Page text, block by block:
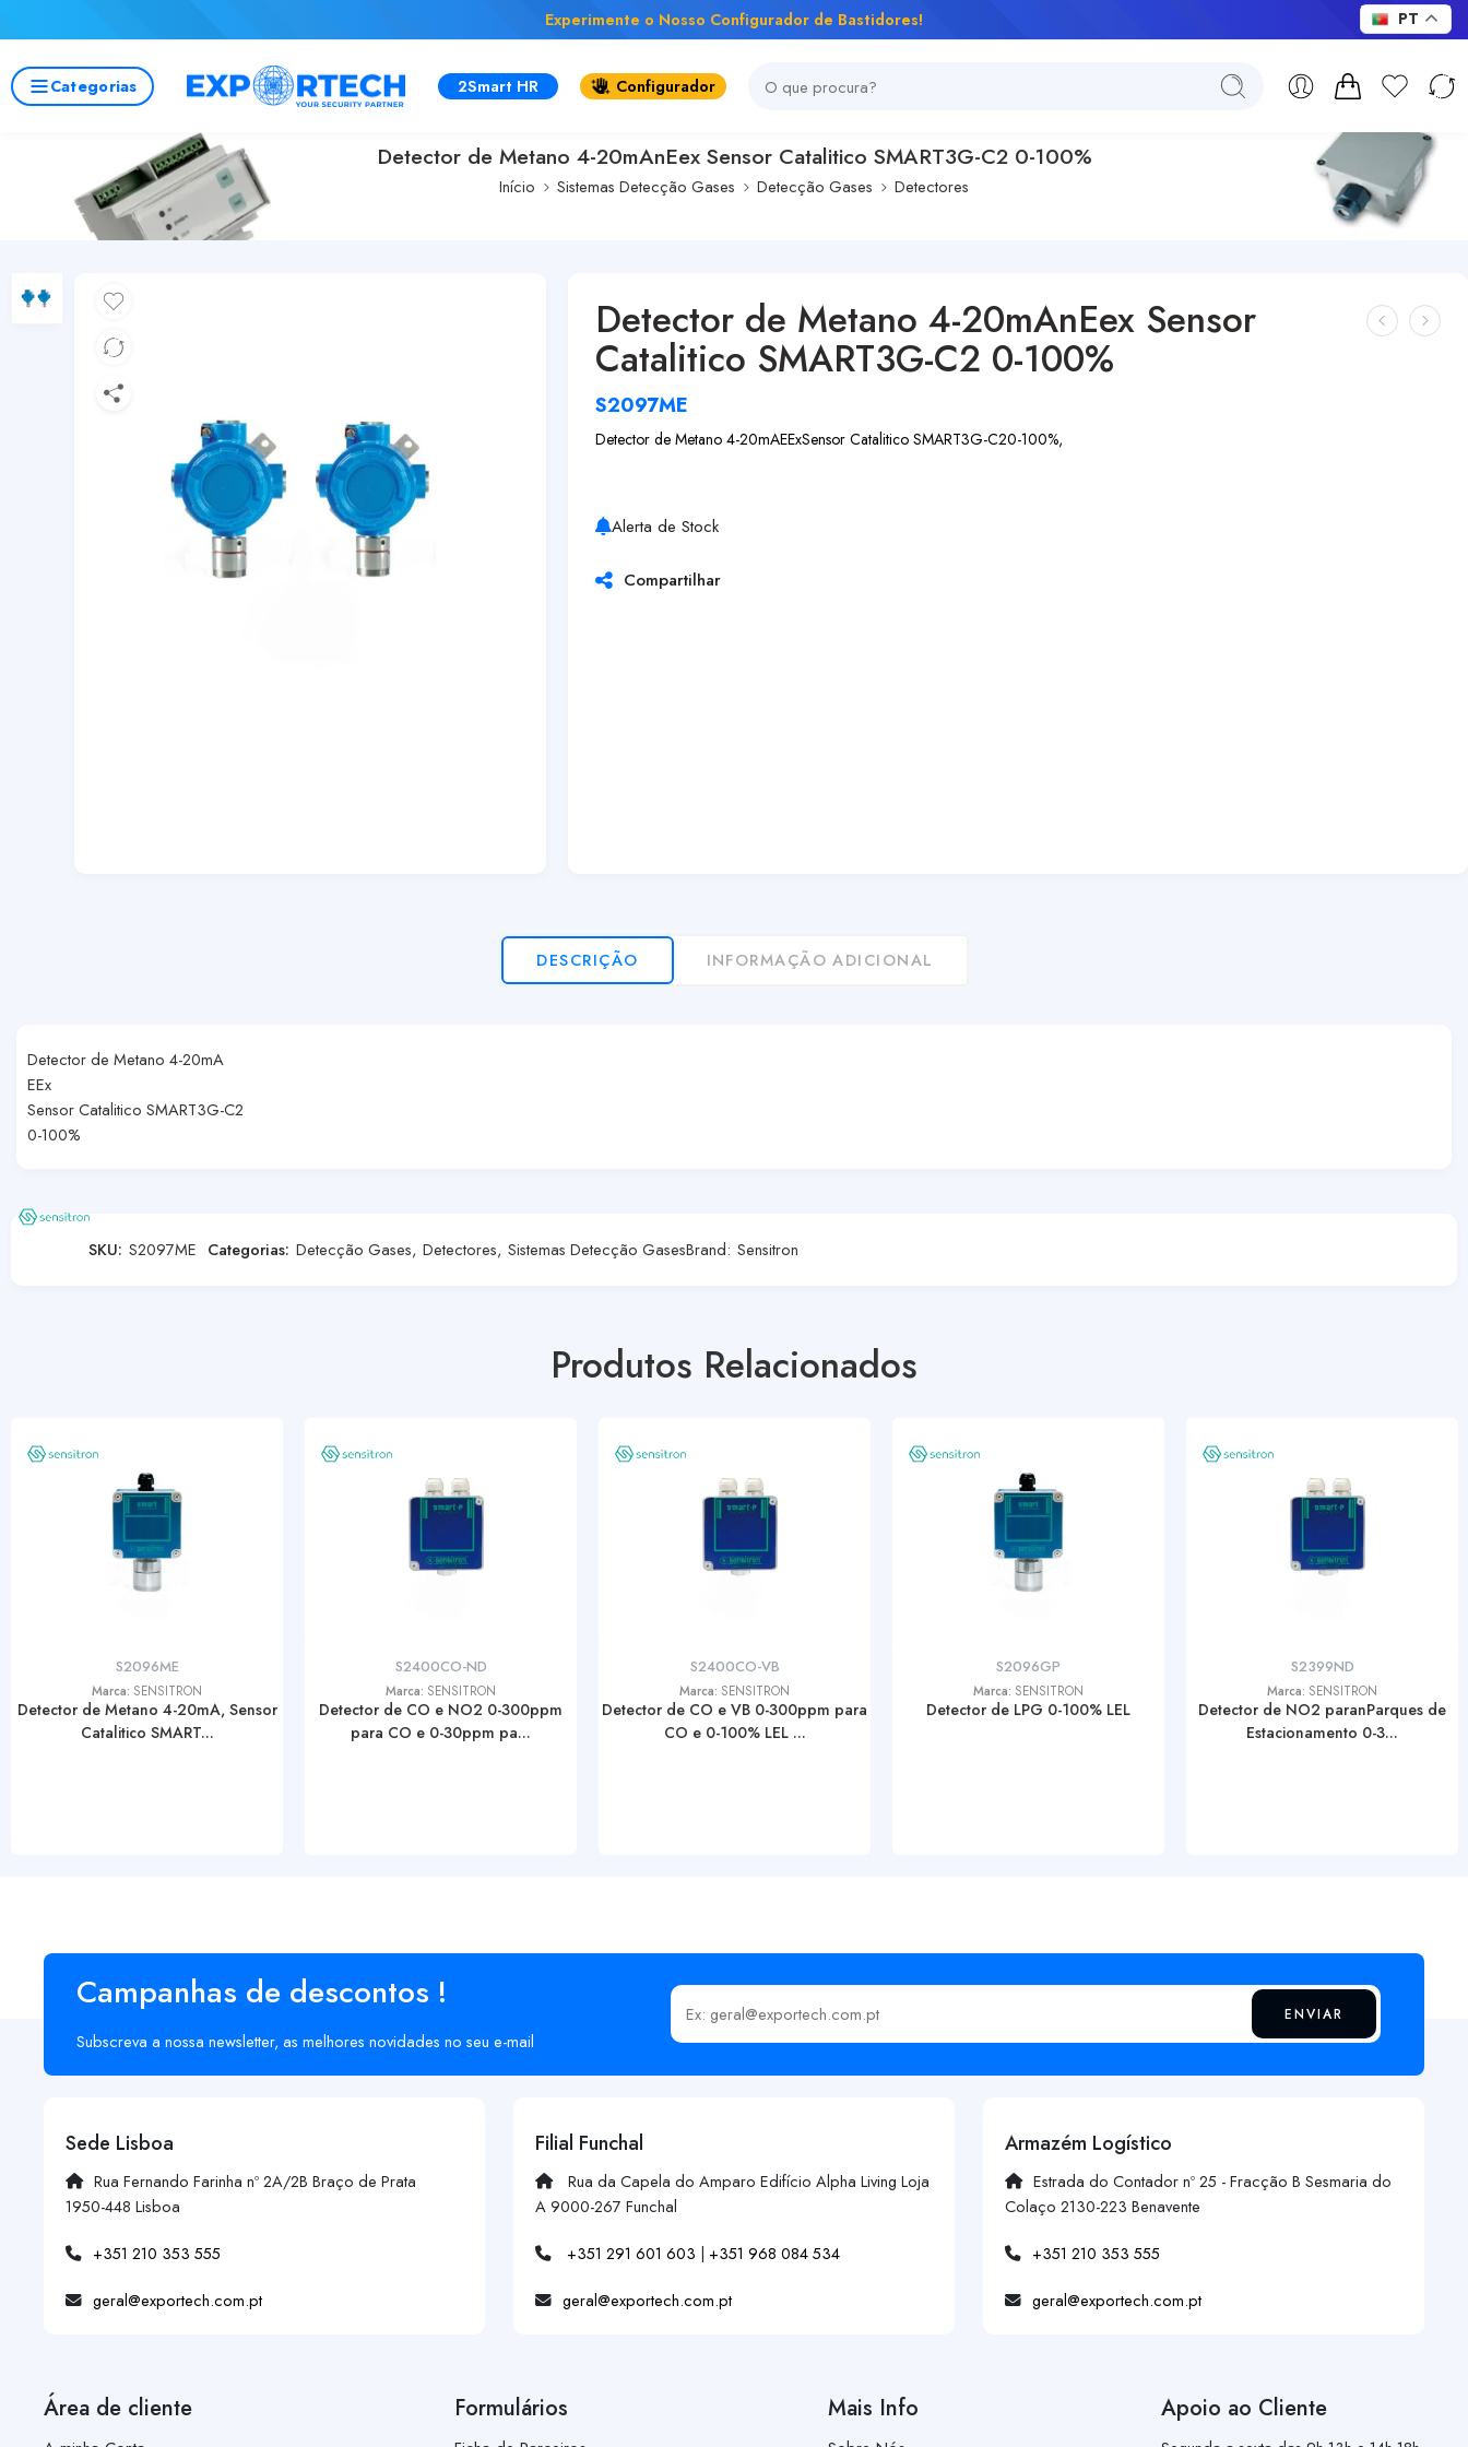
Experimente o Nosso Configurador de Bastidores!
Categorias 2Smart HR Configurador
Detector de Metano 4-20mAnEex Sensor Catalitico SMART3G-C2 0-100%
Início Sistemas Detecção Gases Detecção Gases Detectores
Detector de Metano 4-20mAnEex Sensor
Catalitico SMART3G-C2 0-100%
S2097ME
Detector de Metano 4-20mAEExSensor Catalitico SMART3G-C20-100%,
Alerta de Stock
Compartilhar
DESCRIÇÃO INFORMAÇÃO ADICIONAL
Detector de Metano 4-20mA
EEx
Sensor Catalitico SMART3G-C2
0-100%
SKU: S2097ME Categorias: Detecção Gases, Detectores, Sistemas Detecção GasesBrand: Sensitron
Produtos Relacionados
S2096ME
Marca: SENSITRON
Detector de Metano 4-20mA, Sensor
Catalitico SMART...
S2400CO-ND
Marca: SENSITRON
Detector de CO e NO2 0-300ppm
para CO e 0-30ppm pa...
S2400CO-VB
Marca: SENSITRON
Detector de CO e VB 0-300ppm para
CO e 0-100% LEL ...
S2096GP
Marca: SENSITRON
Detector de LPG 0-100% LEL
S2399ND
Marca: SENSITRON
Detector de NO2 paranParques de
Estacionamento 0-3...
Campanhas de descontos !
Subscreva a nossa newsletter, as melhores novidades no seu e-mail
Insira o seu email ENVIAR
Sede Lisboa
Rua Fernando Farinha nº 2A/2B Braço de Prata
1950-448 Lisboa
+351 210 353 555
geral@exportech.com.pt
Filial Funchal
Rua da Capela do Amparo Edifício Alpha Living Loja
A 9000-267 Funchal
+351 291 601 603 | +351 968 084 534
geral@exportech.com.pt
Armazém Logístico
Estrada do Contador nº 25 - Fracção B Sesmaria do
Colaço 2130-223 Benavente
+351 210 353 555
geral@exportech.com.pt
Área de cliente Formulários Mais Info Apoio ao Cliente
PT